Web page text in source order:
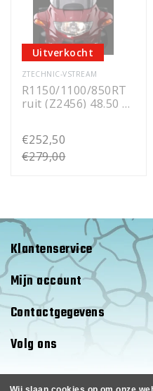
Uitverkocht
ZTECHNIC-VSTREAM
R1150/1100/850RT
ruit (Z2456) 48.50 x
€252,50
€279,00
Klantenservice
Mijn account
Contactgegevens
Volg ons